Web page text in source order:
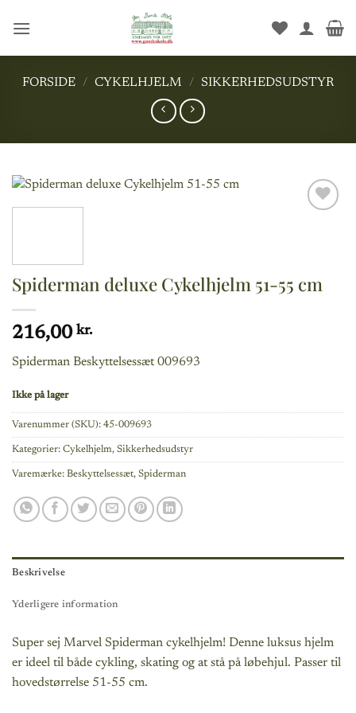
FORSIDE / CYKELHJELM / SIKKERHEDSUDSTYR
Spiderman deluxe Cykelhjelm 51-55 cm
216,00 kr.
Spiderman Beskyttelsessæt 009693
Ikke på lager
Varenummer (SKU): 45-009693
Kategorier: Cykelhjelm, Sikkerhedsudstyr
Varemærke: Beskyttelsessæt, Spiderman
Beskrivelse
Yderligere information
Super sej Marvel Spiderman cykelhjelm! Denne luksus hjelm
er ideel til både cykling, skating og at stå på løbehjul. Passer til
hovedstørrelse 51-55 cm.